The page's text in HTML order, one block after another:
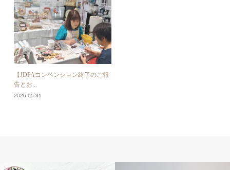
【JDPAコンベンション終了のご報
告とお...
2026.05.31